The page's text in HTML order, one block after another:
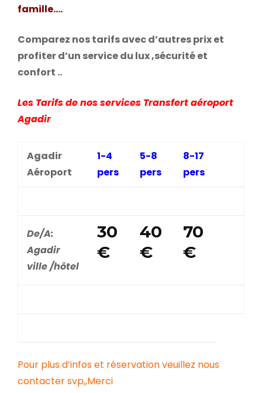
famille….
Comparez nos tarifs avec d’autres prix et
profiter d’un service du lux ,sécurité et
confort ..
Les Tarifs de nos services Transfert aéroport
Agadir
Agadir
Aéroport
1-4
pers
5-8
pers
8-17
pers
De/A:
Agadir
ville /hôtel
30
€
40
€
70
€
Pour plus d’infos et réservation veuillez nous
contacter svp,,Merci